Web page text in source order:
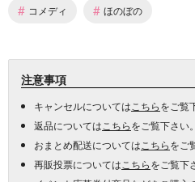
# コメディ # ほのぼの
注意事項
キャンセルについては こちらをご覧
返品については こちらをご覧下さい。
おまとめ配送については こちらをご
再販投票については こちらをご覧下